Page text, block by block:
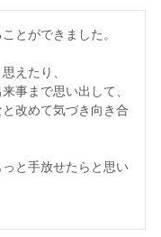
とができました。
えたり、
事まで思い出して、
改めて気づき向き合
と手放せたらと思い